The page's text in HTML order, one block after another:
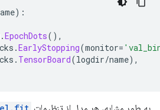
):
.EpochDots(),
.EarlyStopping(monitor=
. TensorBoard(logdir/name),